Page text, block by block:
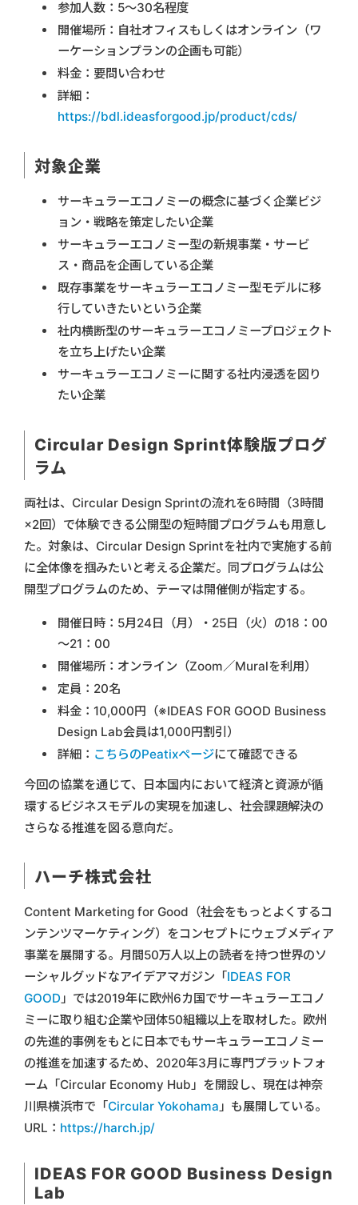
参加人数：5～30名程度
開催場所：自社オフィスもしくはオンライン（ワ
ーケーションプランの企画も可能）
料金：要問い合わせ
詳細：
https://bdl.ideasforgood.jp/product/cds/
対象企業
サーキュラーエコノミーの概念に基づく企業ビジ
ョン・戦略を策定したい企業
サーキュラーエコノミー型の新規事業・サービ
ス・商品を企画している企業
既存事業をサーキュラーエコノミー型モデルに移
行していきたいという企業
社内横断型のサーキュラーエコノミープロジェクト
を立ち上げたい企業
サーキュラーエコノミーに関する社内浸透を図り
たい企業
Circular Design Sprint体験版プログ
ラム
両社は、Circular Design Sprintの流れを6時間（3時間
×2回）で体験できる公開型の短時間プログラムも用意し
た。対象は、Circular Design Sprintを社内で実施する前
に全体像を掴みたいと考える企業だ。同プログラムは公
開型プログラムのため、テーマは開催側が指定する。
開催日時：5月24日（月）・25日（火）の18：00
～21：00
開催場所：オンライン（Zoom／Muralを利用）
定員：20名
料金：10,000円（※IDEAS FOR GOOD Business
Design Lab会員は1,000円割引）
詳細： こちらのPeatixページにて確認できる
今回の協業を通じて、日本国内において経済と資源が循
環するビジネスモデルの実現を加速し、社会課題解決の
さらなる推進を図る意向だ。
ハーチ株式会社
Content Marketing for Good（社会をもっとよくするコ
ンテンツマーケティング）をコンセプトにウェブメディア
事業を展開する。月間50万人以上の読者を持つ世界のソ
ーシャルグッドなアイデアマガジン「IDEAS FOR
GOOD 」では2019年に欧州6カ国でサーキュラーエコノ
ミーに取り組む企業や団体50組織以上を取材した。欧州
の先進的事例をもとに日本でもサーキュラーエコノミー
の推進を加速するため、2020年3月に専門プラットフォ
ーム「Circular Economy Hub」を開設し、現在は神奈
川県横浜市で「Circular Yokohama 」も展開している。
URL： https://harch.jp/
IDEAS FOR GOOD Business Design
Lab